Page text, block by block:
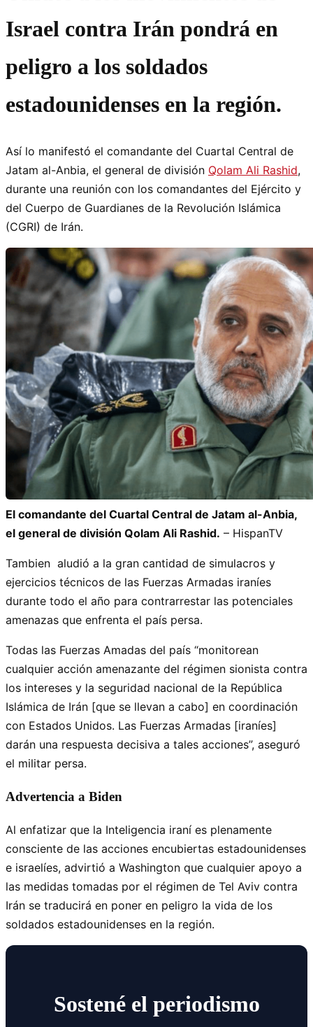
Israel contra Irán pondrá en
peligro a los soldados
estadounidenses en la región.
Así lo manifestó el comandante del Cuartal Central de
Jatam al-Anbia, el general de división Qolam Ali Rashid,
durante una reunión con los comandantes del Ejército y
del Cuerpo de Guardianes de la Revolución Islámica
(CGRI) de Irán.
El comandante del Cuartal Central de Jatam al-Anbia,
el general de división Qolam Ali Rashid. – HispanTV
Tambien aludió a la gran cantidad de simulacros y
ejercicios técnicos de las Fuerzas Armadas iraníes
durante todo el año para contrarrestar las potenciales
amenazas que enfrenta el país persa.
Todas las Fuerzas Amadas del país “monitorean
cualquier acción amenazante del régimen sionista contra
los intereses y la seguridad nacional de la República
Islámica de Irán [que se llevan a cabo] en coordinación
con Estados Unidos. Las Fuerzas Armadas [iraníes]
darán una respuesta decisiva a tales acciones”, aseguró
el militar persa.
Advertencia a Biden
Al enfatizar que la Inteligencia iraní es plenamente
consciente de las acciones encubiertas estadounidenses
e israelíes, advirtió a Washington que cualquier apoyo a
las medidas tomadas por el régimen de Tel Aviv contra
Irán se traducirá en poner en peligro la vida de los
soldados estadounidenses en la región.
Sostené el periodismo